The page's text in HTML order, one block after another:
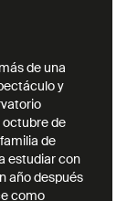
de una
y
octubre de
de
estudiar con
año después
como